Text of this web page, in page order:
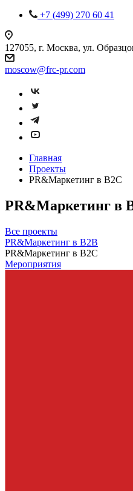
+7 (499) 270 60 41
127055, г. Москва, ул.
moscow@frc-pr.com
Главная
Проекты
PR&Маркетинг в B2C
PR&Маркетинг в
Все проекты
PR&Маркетинг в B2B
PR&Маркетинг в B2C
Мероприятия